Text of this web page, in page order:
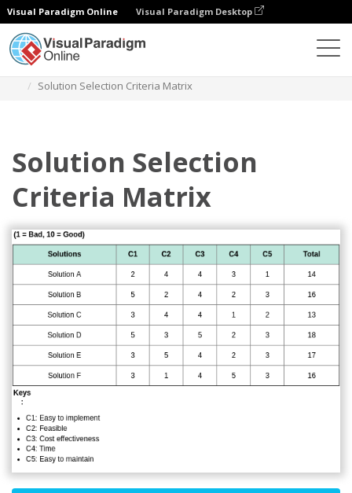
Visual Paradigm Online Visual Paradigm Desktop
Solution Selection Criteria Matrix
Solution Selection
Criteria Matrix